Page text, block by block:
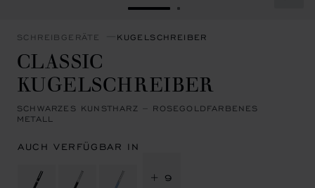
ZUR FOLIE GEHEN 1
ZUR FOLIE GEHEN 2
SCHREIBGERÄTE KUGELSCHREIBER
CLASSIC
KUGELSCHREIBER
SCHWARZES KUNSTHARZ – ROSEGOLDFARBENES
METALL
AUCH VERFÜGBAR IN
+ 9